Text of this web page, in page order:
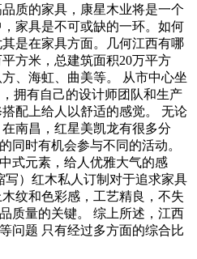
质的家具，康星木业将是一个
家具是不可或缺的一环。如何
是在家具方面。几何江西有哪
方米，总建筑面积20万平方
、海虹、曲美等。 从市中心坐
拥有自己的设计师团队和生产
配上给人以舒适的感觉。 无论
南昌，红星美凯龙有很多分
同时有机会参与不同的活动。
式元素，给人优雅大气的感
）红木私人订制对于追求家具
纹和色彩感，工艺精良，不失
质量的关键。 综上所述，江西
问题 只有经过多方面的综合比